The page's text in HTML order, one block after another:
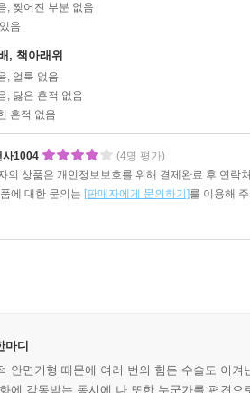
, 찢어진 부분 없음
음
, 책아래위
, 얼룩 없음
, 닳은 흔적 없음
흔적 없음
사1004
(4명 평가)
의 상품은 개인정보보호를 위해 결제완료 후 연락
에 대한 문의는 [판매자에게 문의하기]를 이용해
마디
안면기형 때문에 여러 번의 힘든 수술도 이
에 감동받는 동시에 나 또한 누군가를 편견